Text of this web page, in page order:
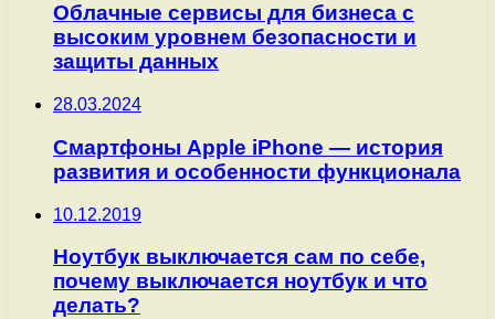
Облачные сервисы для бизнеса с
высоким уровнем безопасности и
защиты данных
28.03.2024
Смартфоны Apple iPhone — история
развития и особенности функционала
10.12.2019
Ноутбук выключается сам по себе,
почему выключается ноутбук и что
делать?